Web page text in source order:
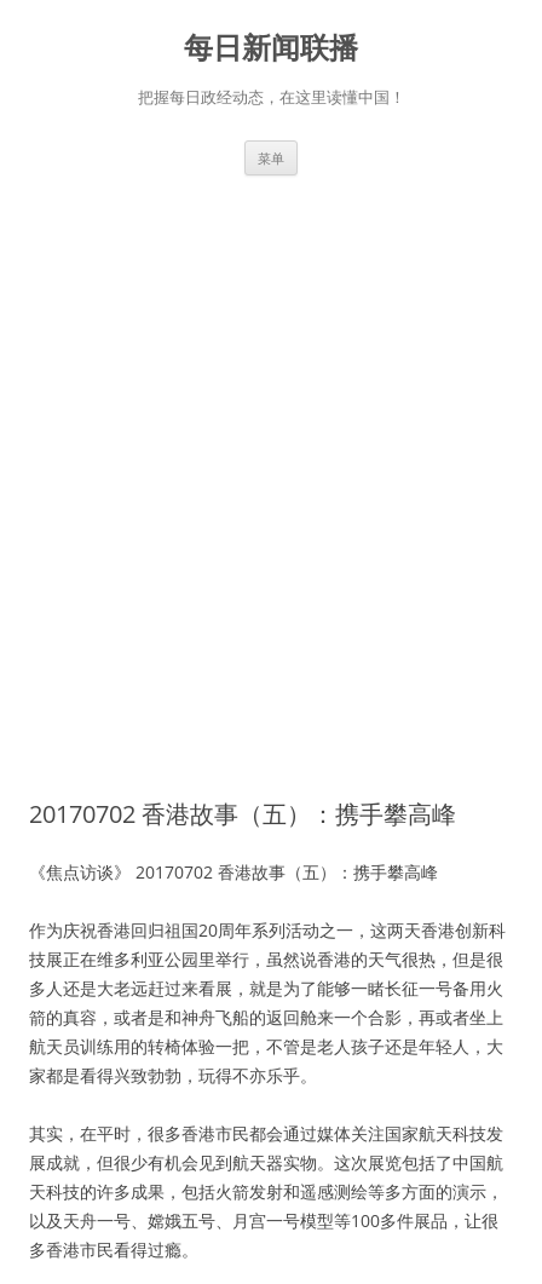
每日新闻联播
把握每日政经动态，在这里读懂中国！
菜单
20170702 香港故事（五）：携手攀高峰
《焦点访谈》 20170702 香港故事（五）：携手攀高峰
作为庆祝香港回归祖国20周年系列活动之一，这两天香港创新科
技展正在维多利亚公园里举行，虽然说香港的天气很热，但是很
多人还是大老远赶过来看展，就是为了能够一睹长征一号备用火
箭的真容，或者是和神舟飞船的返回舱来一个合影，再或者坐上
航天员训练用的转椅体验一把，不管是老人孩子还是年轻人，大
家都是看得兴致勃勃，玩得不亦乐乎。
其实，在平时，很多香港市民都会通过媒体关注国家航天科技发
展成就，但很少有机会见到航天器实物。这次展览包括了中国航
天科技的许多成果，包括火箭发射和遥感测绘等多方面的演示，
以及天舟一号、嫦娥五号、月宫一号模型等100多件展品，让很
多香港市民看得过瘾。